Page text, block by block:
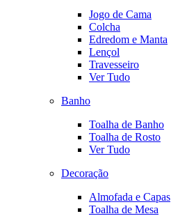
Jogo de Cama
Colcha
Edredom e Manta
Lençol
Travesseiro
Ver Tudo
Banho
Toalha de Banho
Toalha de Rosto
Ver Tudo
Decoração
Almofada e Capas
Toalha de Mesa